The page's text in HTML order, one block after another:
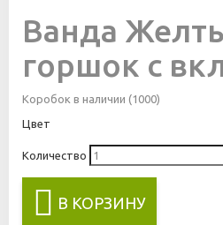
Ванда
горшок с
Коробок в наличии (1000)
Цвет
Количество
В КОРЗИНУ